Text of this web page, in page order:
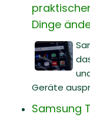
Dinge
Geräte
Samsung